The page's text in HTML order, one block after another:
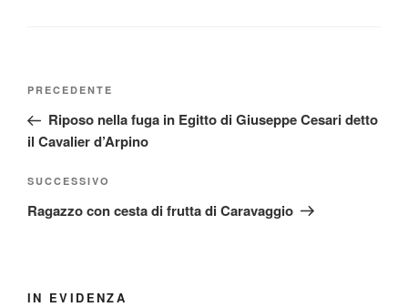
Articolo
precedente:
PRECEDENTE
Riposo nella fuga in Egitto di Giuseppe Cesari detto
il Cavalier d’Arpino
Articolo
successivo
SUCCESSIVO
Ragazzo con cesta di frutta di Caravaggio
IN EVIDENZA